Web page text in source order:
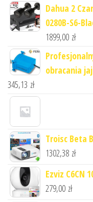
Dahua 2
0280B-S6-
1899,00 zł
obracania
345,13 zł
Troisc Beta
1302,38 zł
Ezviz C6CN
279,00 zł